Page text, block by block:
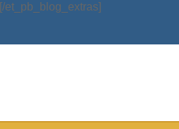
et_pb_blog_extras]